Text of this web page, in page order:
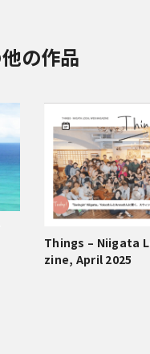
の作品
Things – Niigata
zine, April 2025